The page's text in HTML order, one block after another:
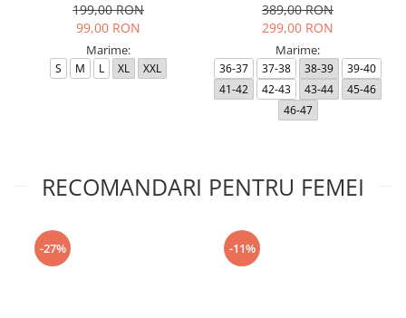
199,00 RON
99,00 RON
Marime:
S M L XL XXL
389,00 RON
299,00 RON
Marime:
36-37 37-38 38-39
39-40
41-42
42-43 43-44
45-46
46-47
RECOMANDARI PENTRU FEMEI
-27% -11%